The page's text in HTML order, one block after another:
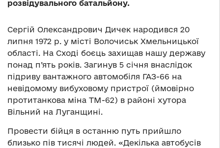
розвідувального батальйону.
Сергій Олександрович Дичек народився 20
липня 1972 р. у місті Волочиськ Хмельницької
області. На Сході боєць захищав нашу державу
понад п’ять років. Загинув 5 січня внаслідок
підриву вантажного автомобіля ГАЗ-66 на
невідомому вибуховому пристрої (ймовірно
протитанкова міна ТМ-62) в районі хутора
Вільний на Луганщині.
Провести бійця в останню путь прийшло
близько пів тисячі людей. «Декілька автобусів